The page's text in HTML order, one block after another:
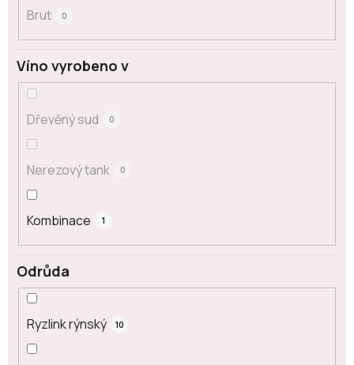
Odrůda
Ryzlink rýnský 10
Brut 0
Víno vyrobeno v
Dřevěný sud 0
Nerezový tank 0
Kombinace 1